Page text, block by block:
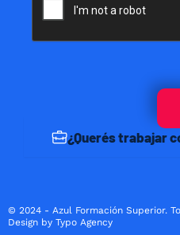
¿Querés trabajar
© 2024 - Azul Formación Superior.
Design by Typo Agency